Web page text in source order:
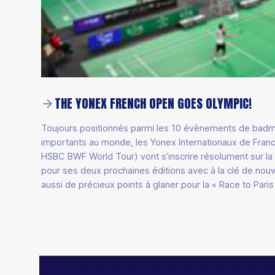
TOURNOI INTERNATIONAL D'AIRBADMINTON, UN
Lundi 12 et mardi 13 septembre, la France était
Bas), pour le 3ème tournoi européen d’AirBadminton,